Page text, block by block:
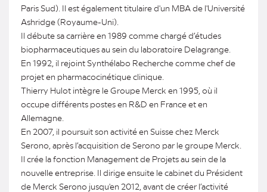
Paris Sud). Il est également titulaire d'un MBA de l'Université
Ashridge (Royaume-Uni).
Il débute sa carrière en 1989 comme chargé d’études
biopharmaceutiques au sein du laboratoire Delagrange.
En 1992, il rejoint Synthélabo Recherche comme chef de
projet en pharmacocinétique clinique.
Thierry Hulot intègre le Groupe Merck en 1995, où il
occupe différents postes en R&D en France et en
Allemagne.
En 2007, il poursuit son activité en Suisse chez Merck
Serono, après l’acquisition de Serono par le groupe Merck.
Il crée la fonction Management de Projets au sein de la
nouvelle entreprise. Il dirige ensuite le cabinet du Président
de Merck Serono jusqu'en 2012, avant de créer l’activité